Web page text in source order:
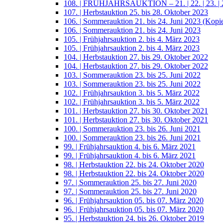
108. | FRÜHJAHRSAUKTION – 21. | 22. | 23. |
107. | Herbstauktion 25. bis 28. Oktober 2023
106. | Sommerauktion 21. bis 24. Juni 2023
106. | Sommerauktion 21. bis 24. Juni 2023
105. | Frühjahrsauktion 2. bis 4. März 2023
105. | Frühjahrsauktion 2. bis 4. März 2023
104. | Herbstauktion 27. bis 29. Oktober 2022
104. | Herbstauktion 27. bis 29. Oktober 2022
103. | Sommerauktion 23. bis 25. Juni 2022
103. | Sommerauktion 23. bis 25. Juni 2022
102. | Frühjahrsauktion 3. bis 5. März 2022
102. | Frühjahrsauktion 3. bis 5. März 2022
101. | Herbstauktion 27. bis 30. Oktober 2021
101. | Herbstauktion 27. bis 30. Oktober 2021
100. | Sommerauktion 23. bis 26. Juni 2021
100. | Sommerauktion 23. bis 26. Juni 2021
99. | Frühjahrsauktion 4. bis 6. März 2021
99. | Frühjahrsauktion 4. bis 6. März 2021
98. | Herbstauktion 22. bis 24. Oktober 2020
98. | Herbstauktion 22. bis 24. Oktober 2020
97. | Sommerauktion 25. bis 27. Juni 2020
97. | Sommerauktion 25. bis 27. Juni 2020
96. | Frühjahrsauktion 05. bis 07. März 2020
96. | Frühjahrsauktion 05. bis 07. März 2020
95. | Herbstauktion 24. bis 26. Oktober 2019